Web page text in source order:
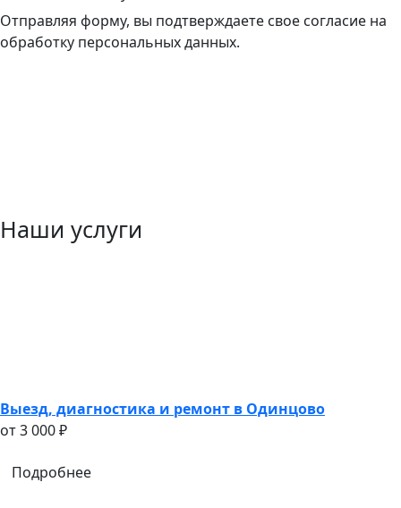
Отправляя форму, вы подтверждаете свое согласие на
обработку персональных данных.
Наши услуги
Выезд, диагностика и ремонт в Одинцово
oт 3 000 ₽
Подробнее